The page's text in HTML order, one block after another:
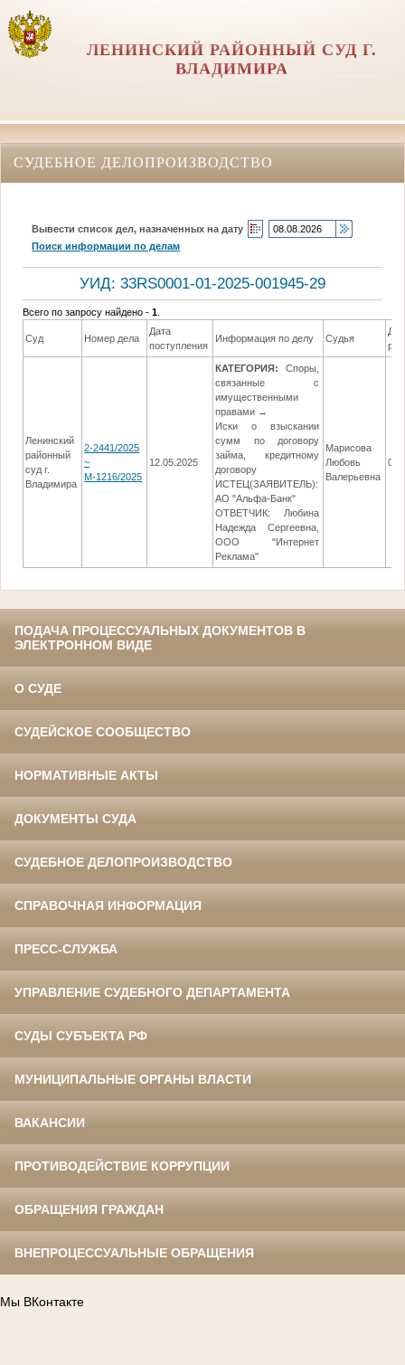
ЛЕНИНСКИЙ РАЙОННЫЙ СУД Г.
ВЛАДИМИРА
СУДЕБНОЕ ДЕЛОПРОИЗВОДСТВО
Вывести список дел, назначенных на дату
Поиск информации по делам
УИД: 33RS0001-01-2025-001945-29
Всего по запросу найдено -1
Суд Номер дела
Дата
поступления
Информация по делу Судья
Ленинский
районный
суд г.
Владимира
2-2441/2025
~
М-1216/2025
12.05.2025
КАТЕГОРИЯ:
Споры,
связанные с
имущественными
правами →
Иски о взыскании
сумм по договору
займа, кредитному
договору
ИСТЕЦ(ЗАЯВИТЕЛЬ):
АО "Альфа-Банк"
ОТВЕТЧИК: Любина
Надежда Сергеевна,
ООО "Интернет
Реклама"
Марисова
Любовь
Валерьевна
ПОДАЧА ПРОЦЕССУАЛЬНЫХ ДОКУМЕНТОВ В
ЭЛЕКТРОННОМ ВИДЕ
О СУДЕ
СУДЕЙСКОЕ СООБЩЕСТВО
НОРМАТИВНЫЕ АКТЫ
ДОКУМЕНТЫ СУДА
СУДЕБНОЕ ДЕЛОПРОИЗВОДСТВО
СПРАВОЧНАЯ ИНФОРМАЦИЯ
ПРЕСС-СЛУЖБА
УПРАВЛЕНИЕ СУДЕБНОГО ДЕПАРТАМЕНТА
СУДЫ СУБЪЕКТА РФ
МУНИЦИПАЛЬНЫЕ ОРГАНЫ ВЛАСТИ
ВАКАНСИИ
ПРОТИВОДЕЙСТВИЕ КОРРУПЦИИ
ОБРАЩЕНИЯ ГРАЖДАН
ВНЕПРОЦЕССУАЛЬНЫЕ ОБРАЩЕНИЯ
Мы ВКонтакте